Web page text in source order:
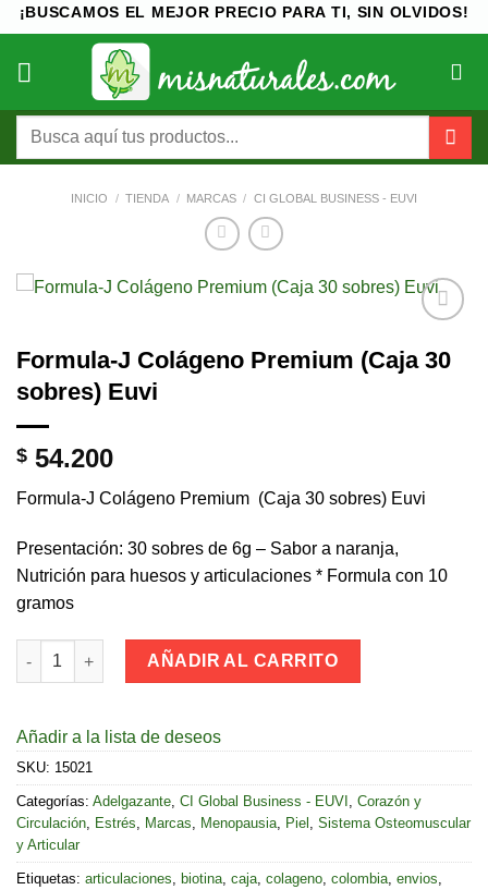
Saltar
al
contenido
¡BUSCAMOS EL MEJOR PRECIO PARA TI, SIN OLVIDOS!
Buscar
INICIO / TIENDA / MARCAS / CI GLOBAL BUSINESS - EUVI
a la
Formula-J Colágeno Premium (Caja 30
sobres) Euvi
$ 54.200
Formula-J Colágeno Premium (Caja 30 sobres) Euvi
Presentación: 30 sobres de 6g – Sabor a naranja,
Nutrición para huesos y articulaciones * Formula con 10
gramos
Formula-J Colágeno Premium (Caja 30 sobres) Euvi cantidad
AÑADIR AL CARRITO
Añadir a la lista de deseos
SKU: 15021
Categorías: Adelgazante CI Global Business - EUVI
Corazón y
Circulación
Estrés Marcas Menopausia Piel
Sistema Osteomuscular
y Articular
Etiquetas: articulaciones biotina caja colageno colombia envios